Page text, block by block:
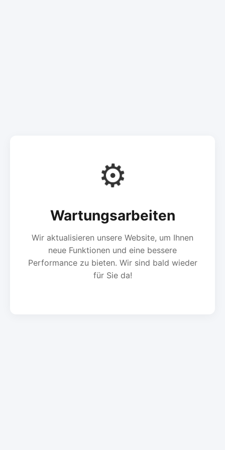
⚙️
Wartungsarbeiten
Wir aktualisieren unsere Website, um Ihnen
neue Funktionen und eine bessere
Performance zu bieten. Wir sind bald wieder
für Sie da!